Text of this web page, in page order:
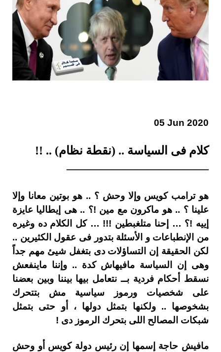
05 Jun 2020
كلام فى السياسة .. (نقطة نظام) .. !!
————————————
هو ترامب كويس وإلا وحش ؟ .. هو بوتين معانا وإلا
علينا ؟ .. هو ماكرون مع مين !؟ .. هى إيطاليا عايزة
إييه !؟ … إحنا متلغبطين !!! … كل الكلام ده وغيره
من الإنطباعات و الأسئلة بتدور فى عقول الكثيرين ..
لكن الحقيقة إن التساؤلات دى بتغفل شيئ مهم جداً
وهى إن السياسة مافيهاش كدة .. وإننا ماينفعش
نسقط أحكام فردية بــ نتعامل بيها بيننا وبين بعضنا
على شخصيات ورموز سياسية مش بتتحرك
بشخوصها .. ولكنها بتمثل دولها ، أو حتى بتمثل
شبكات المصالح اللى بتحرك الرموز دى !
مافيش حاجة إسمها إن رئيس دولة كويس أو وحش